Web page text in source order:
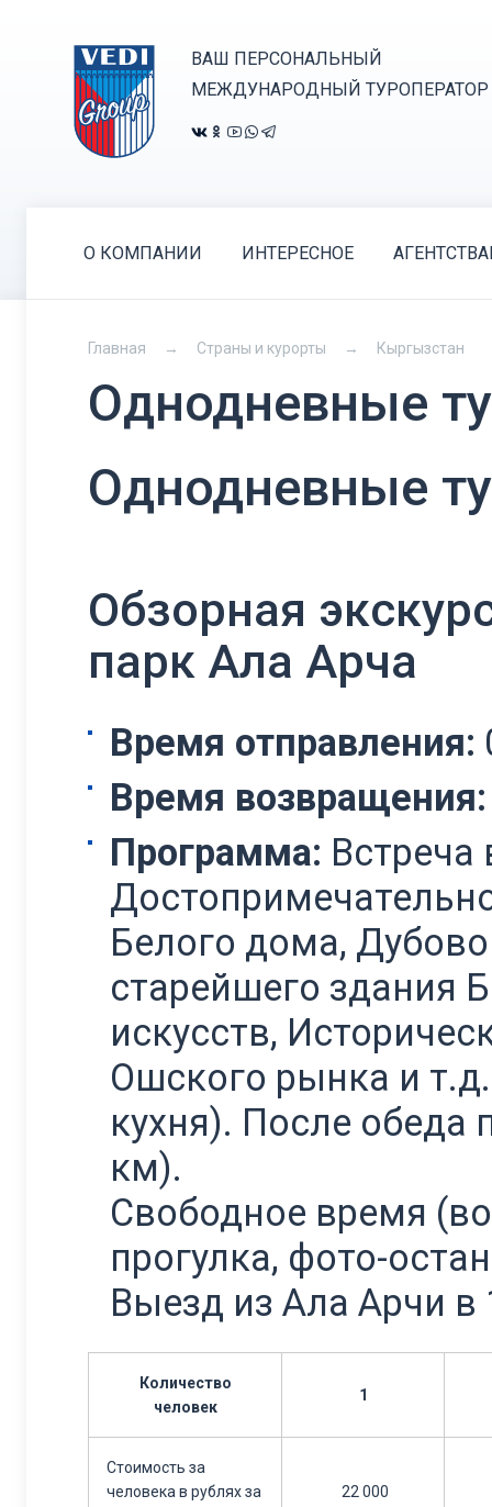
ВАШ ПЕРСОНАЛЬНЫЙ
МЕЖДУНАРОДНЫЙ ТУРОПЕРАТОР
О КОМПАНИИ ИНТЕРЕСНОЕ
Главная Страны и курорты Кыргызстан
Однодневные
Однодневные
Обзорная
парк Ала Арча
Время отправления:
Время возвращения:
Программа: Встреча
Белого дома,
старейшего здания
искусств,
Ошского рынка и
кухня). После обеда
км).
Свободное время
прогулка, фото-
Выезд из Ала Арчи в
Количество
человек
1
Стоимость за
человека в рублях за
22 000